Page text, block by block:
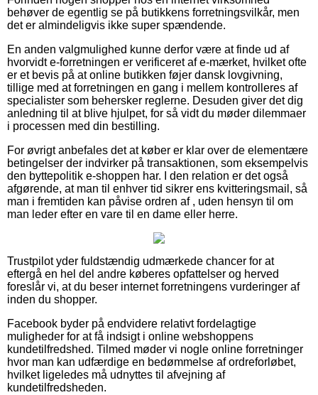
behøver de egentlig se på butikkens forretningsvilkår, men
det er almindeligvis ikke super spændende.
En anden valgmulighed kunne derfor være at finde ud af
hvorvidt e-forretningen er verificeret af e-mærket, hvilket ofte
er et bevis på at online butikken føjer dansk lovgivning,
tillige med at forretningen en gang i mellem kontrolleres af
specialister som behersker reglerne. Desuden giver det dig
anledning til at blive hjulpet, for så vidt du møder dilemmaer
i processen med din bestilling.
For øvrigt anbefales det at køber er klar over de elementære
betingelser der indvirker på transaktionen, som eksempelvis
den byttepolitik e-shoppen har. I den relation er det også
afgørende, at man til enhver tid sikrer ens kvitteringsmail, så
man i fremtiden kan påvise ordren af , uden hensyn til om
man leder efter en vare til en dame eller herre.
Trustpilot yder fuldstændig udmærkede chancer for at
eftergå en hel del andre køberes opfattelser og herved
foreslår vi, at du beser internet forretningens vurderinger af
inden du shopper.
Facebook byder på endvidere relativt fordelagtige
muligheder for at få indsigt i online webshoppens
kundetilfredshed. Tilmed møder vi nogle online forretninger
hvor man kan udfærdige en bedømmelse af ordreforløbet,
hvilket ligeledes må udnyttes til afvejning af
kundetilfredsheden.